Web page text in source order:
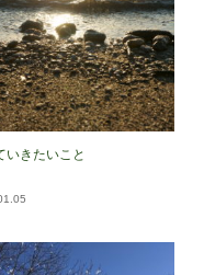
いきたいこと